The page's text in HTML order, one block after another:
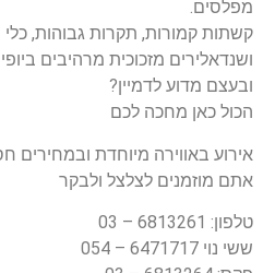
מפלסים.
קשתות קמורות, תקרות גבוהות,
ושנדאלירים מזכוכית מרהיבים
ובעצם מדוע לדמיין?
הכול כאן מחכה לכם
אירוע באווירה מיוחדת ובמחירים
אתם מוזמנים לצלצל ולבקר
טלפון: 6813261 – 03
ששי נוי 6471717 – 054